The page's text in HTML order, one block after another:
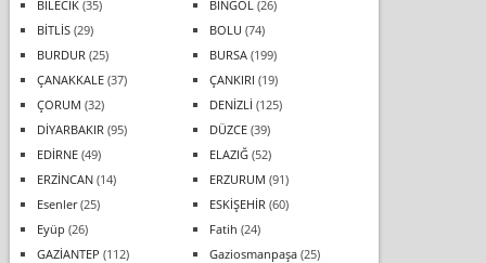
BİLECİK(35) BİNGÖL (26)
BİTLİS(29) BOLU (74)
BURDUR (25) BURSA(199)
ÇANAKKALE(37) ÇANKIRI (19)
ÇORUM (32) DENİZLİ (125)
DİYARBAKIR (95) DÜZCE(39)
EDİRNE(49) ELAZIĞ(52)
ERZİNCAN(14) ERZURUM (91)
Esenler(25) ESKİŞEHİR (60)
Eyüp (26) Fatih (24)
GAZİANTEP (112) Gaziosmanpaşa(25)